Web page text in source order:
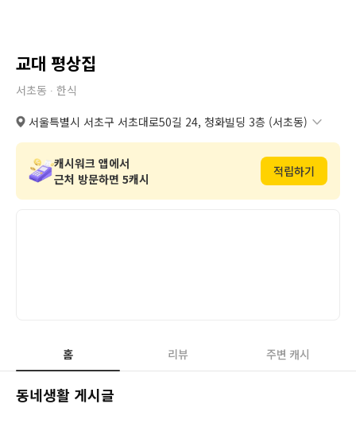
교대 평상집
서초동 ∙ 한식
서울특별시 서초구 서초대로50길 24, 청화빌딩 3층 (서초동)
지번 서울특별시 서초구 서초동 1571번지 18호 3층 복사
캐시워크 앱에서
근처 방문하면 5캐시
적립하기
홈 리뷰 주변 캐시
동네생활 게시글